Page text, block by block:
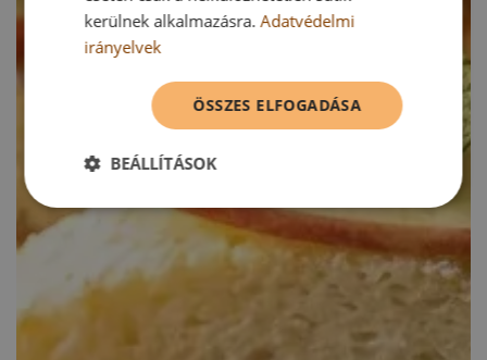
kerülnek alkalmazásra.Adatvédelmi
irányelvek
ÖSSZES ELFOGADÁSA
BEÁLLÍTÁSOK